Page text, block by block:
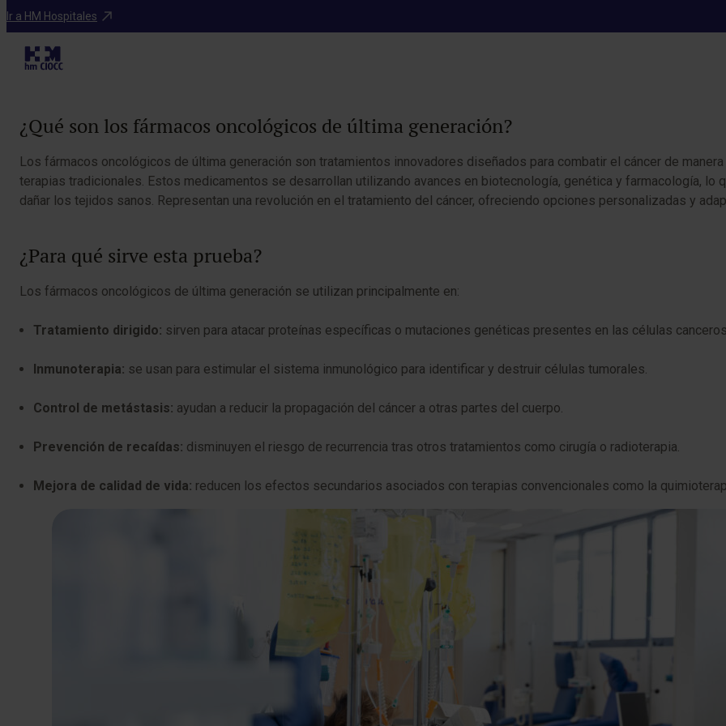
Ir a HM Hospitales
Tratamientos
Fármacos oncológicos de última
¿Qué son los fármacos oncológicos de última generación?
Los fármacos oncológicos de última generación son tratamientos innovadores diseñados para combatir el cáncer de
terapias tradicionales. Estos medicamentos se desarrollan utilizando avances en biotecnología, genética y farmacología,
dañar los tejidos sanos. Representan una revolución en el tratamiento del cáncer, ofreciendo opciones personalizadas y
¿Para qué sirve esta prueba?
Los fármacos oncológicos de última generación se utilizan principalmente en:
Tratamiento dirigido: sirven para atacar proteínas específicas o mutaciones genéticas presentes en las células
Inmunoterapia: se usan para estimular el sistema inmunológico para identificar y destruir células tumorales.
Control de metástasis: ayudan a reducir la propagación del cáncer a otras partes del cuerpo.
Prevención de recaídas: disminuyen el riesgo de recurrencia tras otros tratamientos como cirugía o radioterapia.
Mejora de calidad de vida: reducen los efectos secundarios asociados con terapias convencionales como la